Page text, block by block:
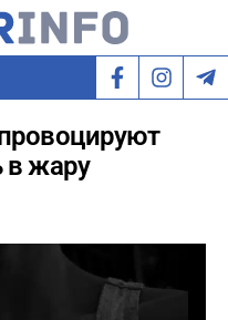
в жару